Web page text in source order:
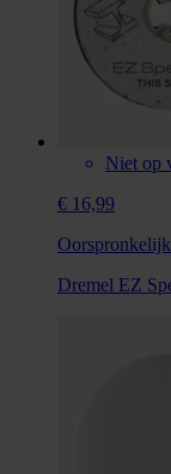
Niet op
€ 16,99
Dremel EZ